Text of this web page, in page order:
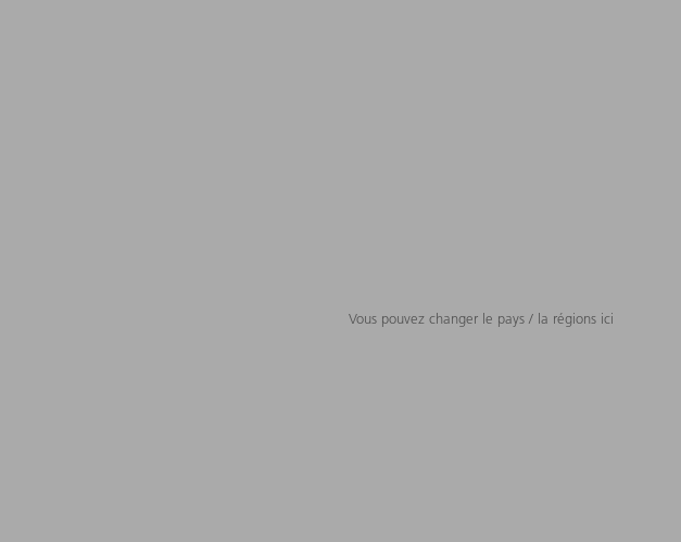
Vous pouvez changer le pays / la régions ici